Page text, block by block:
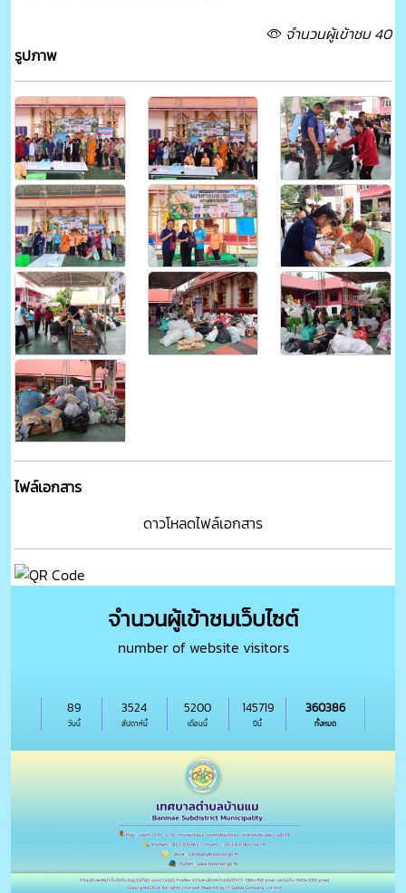
จำนวนผู้เข้าชม 40
รูปภาพ
ไฟล์เอกสาร
ดาวโหลดไฟล์เอกสาร
จำนวนผู้เข้าชมเว็บไซต์
number of website visitors
วันนี้
89
สัปดาห์นี้
3524
เดือนนี้
5200
ปีนี้
145719
ทั้งหมด
360386